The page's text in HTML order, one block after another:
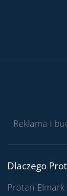
Reklama i
Dlaczego
Protan